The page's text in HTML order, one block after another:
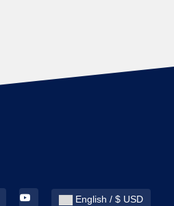
English / $ USD